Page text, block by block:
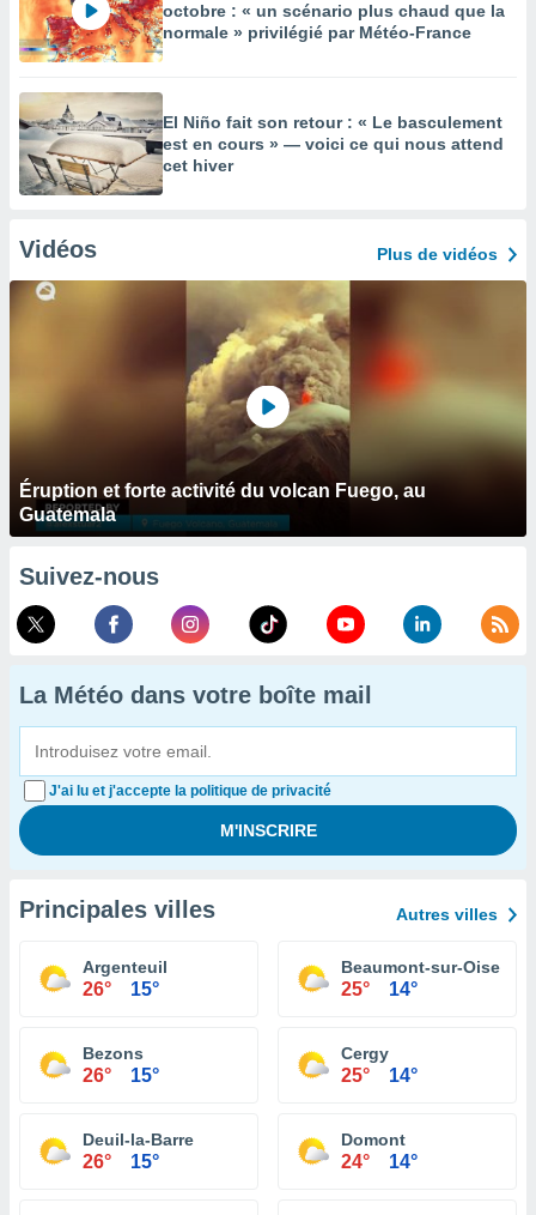
octobre : « un scénario plus chaud que la
normale » privilégié par Météo-France
El Niño fait son retour : « Le basculement
est en cours » — voici ce qui nous attend
cet hiver
Vidéos Plus de vidéos
Éruption et forte activité du volcan Fuego, au
Guatemala
Suivez-nous
La Météo dans votre boîte mail
J'ai lu et j'accepte la politique de privacité
Principales villes Autres villes
Argenteuil
26° 15°
Beaumont-sur-Oise
25° 14°
Bezons
26° 15°
Cergy
25° 14°
Deuil-la-Barre
26° 15°
Domont
24° 14°